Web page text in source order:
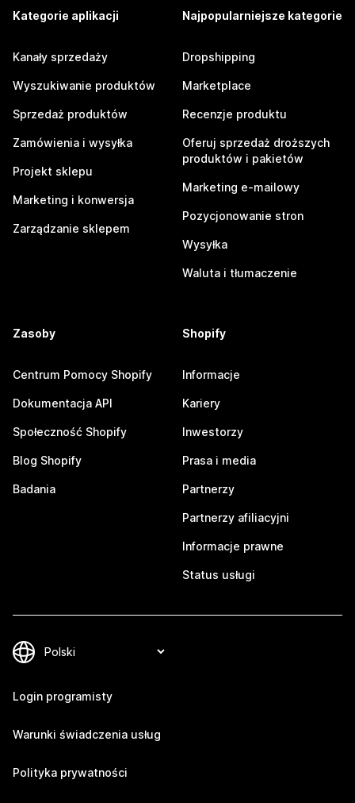
Kategorie aplikacji
Kanały sprzedaży
Wyszukiwanie produktów
Sprzedaż produktów
Zamówienia i wysyłka
Projekt sklepu
Marketing i konwersja
Zarządzanie sklepem
Najpopularniejsze kategorie
Dropshipping
Marketplace
Recenzje produktu
Oferuj sprzedaż droższych
produktów i pakietów
Marketing e-mailowy
Pozycjonowanie stron
Wysyłka
Waluta i tłumaczenie
Zasoby
Centrum Pomocy Shopify
Dokumentacja API
Społeczność Shopify
Blog Shopify
Badania
Shopify
Informacje
Kariery
Inwestorzy
Prasa i media
Partnerzy
Partnerzy afiliacyjni
Informacje prawne
Status usługi
Login programisty
Warunki świadczenia usług
Polityka prywatności